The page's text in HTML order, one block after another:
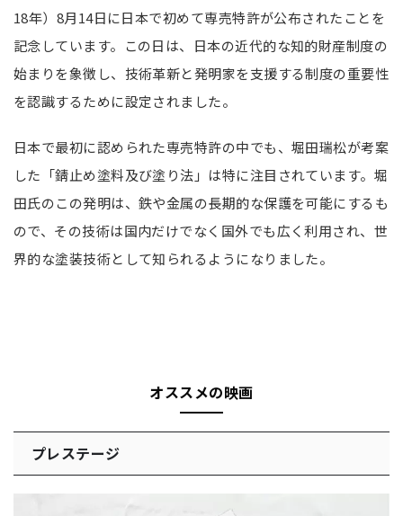
18年）8月14日に日本で初めて専売特許が公布されたことを
記念しています。この日は、日本の近代的な知的財産制度の
始まりを象徴し、技術革新と発明家を支援する制度の重要性
を認識するために設定されました。
日本で最初に認められた専売特許の中でも、堀田瑞松が考案
した「錆止め塗料及び塗り法」は特に注目されています。堀
田氏のこの発明は、鉄や金属の長期的な保護を可能にするも
ので、その技術は国内だけでなく国外でも広く利用され、世
界的な塗装技術として知られるようになりました。
オススメの映画
プレステージ